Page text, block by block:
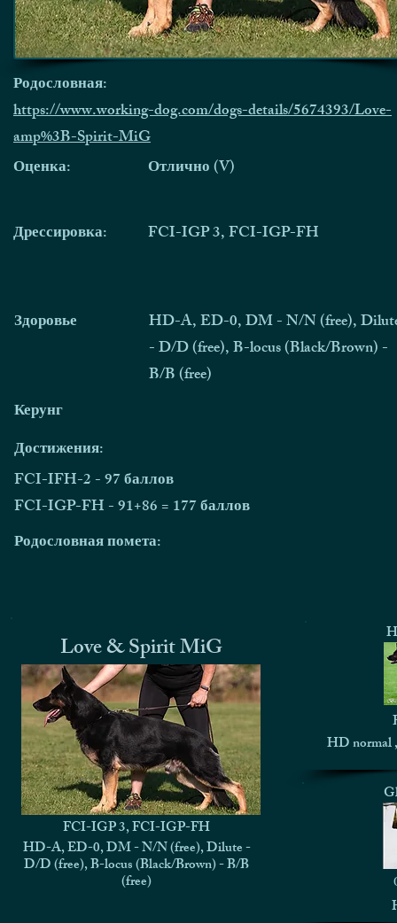
Родословная:
https://www.working-dog.com/dogs-details/5674393/Love-
amp%3B-Spirit-MiG
Оценка:
Отлично (V)
Дрессировка: FCI-IGP 3, FCI-IGP-FH
Здоровье
Керунг
HD-A, ED-0, DM - N/N (free),
- D/D (free), B-locus (Black/Brown) -
B/B (free)
Достижения:
FCI-IFH-2 - 97 баллов
FCI-IGP-FH - 91+86 = 177 баллов
Родословная помета:
Love & Spirit MiG
FCI-IGP 3, FCI-IGP-FH
HD-A, ED-0, DM - N/N (free), Dilute -
D/D (free), B-locus (Black/Brown) - B/B
(free)
HD normal